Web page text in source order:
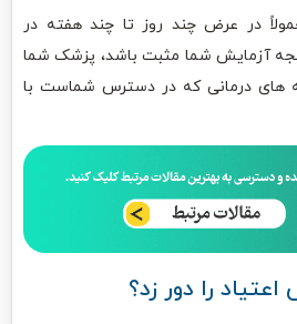
در عرض چند روز تا چند هفته در
آزمایش شما مثبت باشد، پزشک شما
های درمانی که در دسترس شماست با
را دور زد؟